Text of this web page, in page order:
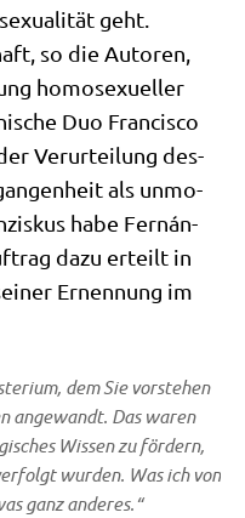
geht.
so die Autoren,
homo­se­xu­el­ler
Duo Fran­cis­co
Ver­ur­tei­lung des­
als unmo­
habe Fernán­
dazu erteilt in
Ernen­nung im
dem Sie vor­ste­hen
ange­wandt. Das waren
Wis­sen zu för­dern,
wur­den. Was ich von
ganz anderes.“